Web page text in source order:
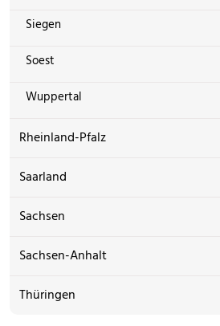
Siegen
Soest
Wuppertal
Rheinland-Pfalz
Saarland
Sachsen
Sachsen-Anhalt
Thüringen